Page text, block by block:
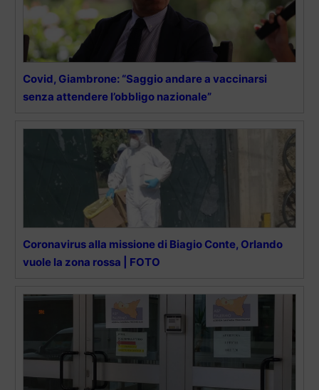
Covid, Giambrone: “Saggio andare a vaccinarsi
senza attendere l’obbligo nazionale”
Coronavirus alla missione di Biagio Conte, Orlando
vuole la zona rossa | FOTO